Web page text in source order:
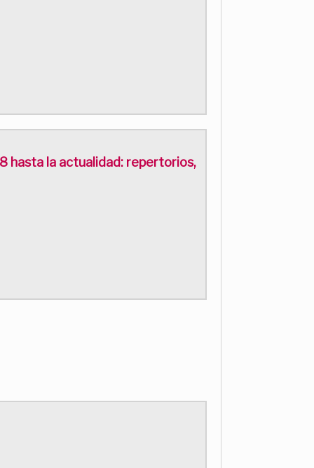
hasta la actualidad: repertorios,